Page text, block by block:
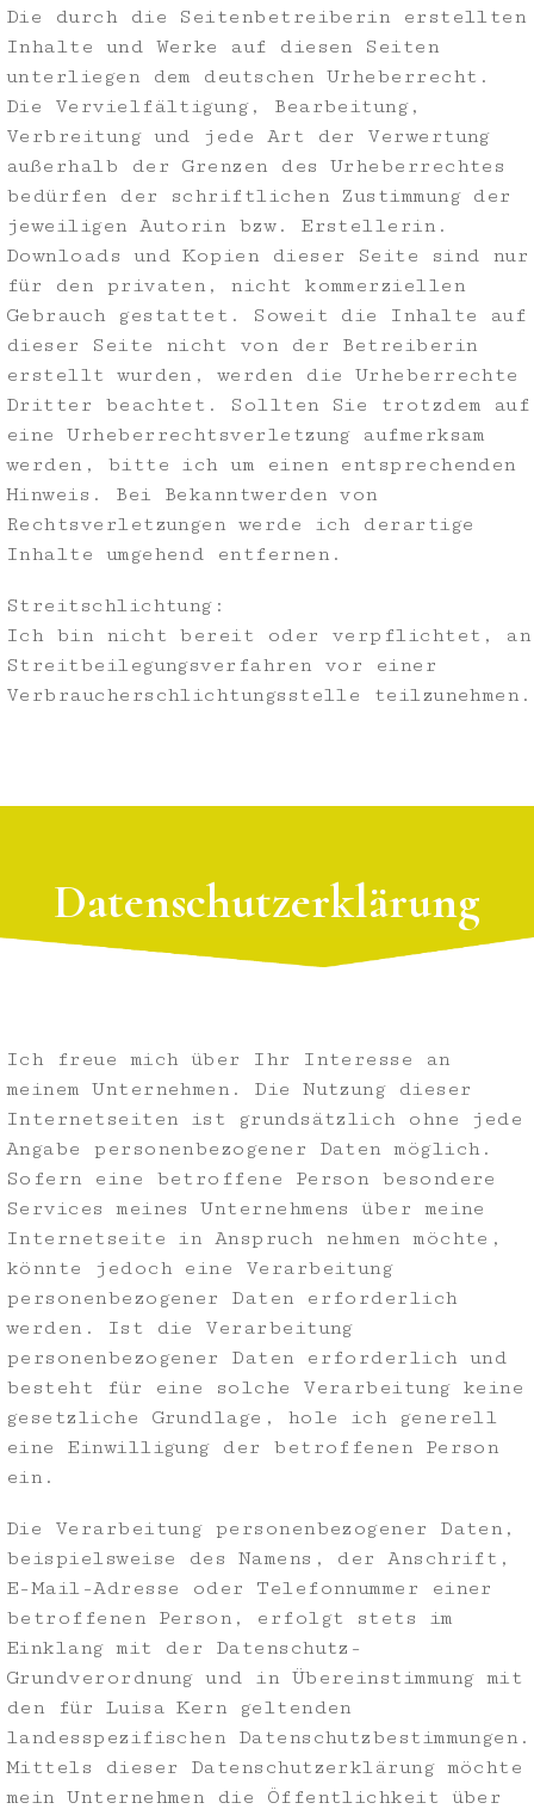
Die durch die Seitenbetreiberin erstellten
Inhalte und Werke auf diesen Seiten
unterliegen dem deutschen Urheberrecht.
Die Vervielfältigung, Bearbeitung,
Verbreitung und jede Art der Verwertung
außerhalb der Grenzen des Urheberrechtes
bedürfen der schriftlichen Zustimmung der
jeweiligen Autorin bzw. Erstellerin.
Downloads und Kopien dieser Seite sind nur
für den privaten, nicht kommerziellen
Gebrauch gestattet. Soweit die Inhalte auf
dieser Seite nicht von der Betreiberin
erstellt wurden, werden die Urheberrechte
Dritter beachtet. Sollten Sie trotzdem auf
eine Urheberrechtsverletzung aufmerksam
werden, bitte ich um einen entsprechenden
Hinweis. Bei Bekanntwerden von
Rechtsverletzungen werde ich derartige
Inhalte umgehend entfernen.
Streitschlichtung:
Ich bin nicht bereit oder verpflichtet, an
Streitbeilegungsverfahren vor einer
Verbraucherschlichtungsstelle teilzunehmen.
Datenschutzerklärung
Ich freue mich über Ihr Interesse an
meinem Unternehmen. Die Nutzung dieser
Internetseiten ist grundsätzlich ohne jede
Angabe personenbezogener Daten möglich.
Sofern eine betroffene Person besondere
Services meines Unternehmens über meine
Internetseite in Anspruch nehmen möchte,
könnte jedoch eine Verarbeitung
personenbezogener Daten erforderlich
werden. Ist die Verarbeitung
personenbezogener Daten erforderlich und
besteht für eine solche Verarbeitung keine
gesetzliche Grundlage, hole ich generell
eine Einwilligung der betroffenen Person
ein.
Die Verarbeitung personenbezogener Daten,
beispielsweise des Namens, der Anschrift,
E-Mail-Adresse oder Telefonnummer einer
betroffenen Person, erfolgt stets im
Einklang mit der Datenschutz-
Grundverordnung und in Übereinstimmung mit
den für Luisa Kern geltenden
landesspezifischen Datenschutzbestimmungen.
Mittels dieser Datenschutzerklärung möchte
mein Unternehmen die Öffentlichkeit über